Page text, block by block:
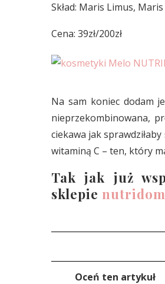
Skład: Maris Limus,
Cena: 39zł/200zł
Na sam koniec dodam
nieprzekombinowana,
ciekawa jak
witaminą C – ten, który
Tak jak już
sklepie
Oceń ten artykuł